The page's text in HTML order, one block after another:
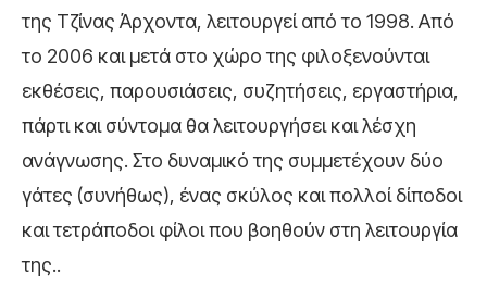
της Τζίνας Άρχοντα, λειτουργεί από το 1998. Από
το 2006 και μετά στο χώρο της φιλοξενούνται
εκθέσεις, παρουσιάσεις, συζητήσεις, εργαστήρια,
πάρτι και σύντομα θα λειτουργήσει και λέσχη
ανάγνωσης. Στο δυναμικό της συμμετέχουν δύο
γάτες (συνήθως), ένας σκύλος και πολλοί δίποδοι
και τετράποδοι φίλοι που βοηθούν στη λειτουργία
της..